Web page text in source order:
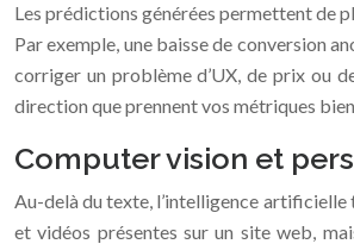
Les prédictions générées permettent de
Par exemple, une baisse de conversion
corriger un problème d’UX, de prix ou
direction que prennent vos métriques
Computer vision et
Au-delà du texte, l’intelligence artificielle
et vidéos présentes sur un site web,